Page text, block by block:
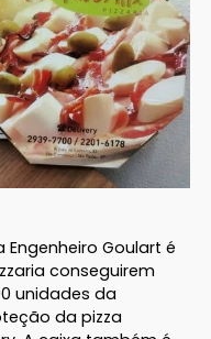
Goulart é
conseguirem
unidades da
da pizza